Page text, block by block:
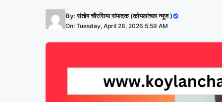
By:संतोष चौरसिया संपादक (कोयलांचल न्यूज )
On: Tuesday, April 28, 2026 5:59 AM